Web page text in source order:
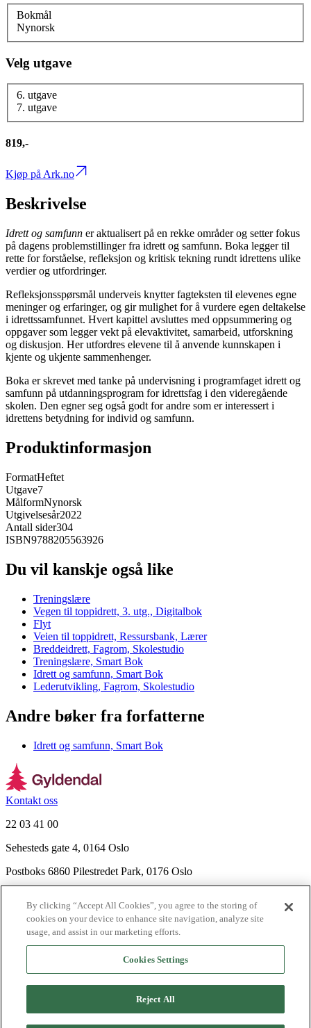
Bokmål
Nynorsk
Velg utgave
6. utgave
7. utgave
819,-
Kjøp på Ark.no
Beskrivelse
Idrett og samfunn er aktualisert på en rekke områder og setter fokus
på dagens problemstillinger fra idrett og samfunn. Boka legger til
rette for forståelse, refleksjon og kritisk tekning rundt idrettens ulike
verdier og utfordringer.
Refleksjonsspørsmål underveis knytter fagteksten til elevenes egne
meninger og erfaringer, og gir mulighet for å vurdere egen deltakelse
i idrettssamfunnet. Hvert kapittel avsluttes med oppsummering og
oppgaver som legger vekt på elevaktivitet, samarbeid, utforskning
og diskusjon. Her utfordres elevene til å anvende kunnskapen i
kjente og ukjente sammenhenger.
Boka er skrevet med tanke på undervisning i programfaget idrett og
samfunn på utdanningsprogram for idrettsfag i den videregående
skolen. Den egner seg også godt for andre som er interessert i
idrettens betydning for individ og samfunn.
Produktinformasjon
FormatHeftet
Utgave7
MålformNynorsk
Utgivelsesår2022
Antall sider304
ISBN9788205563926
Du vil kanskje også like
Treningslære
Vegen til toppidrett, 3. utg., Digitalbok
Flyt
Veien til toppidrett, Ressursbank, Lærer
Breddeidrett, Fagrom, Skolestudio
Treningslære, Smart Bok
Idrett og samfunn, Smart Bok
Lederutvikling, Fagrom, Skolestudio
Andre bøker fra forfatterne
Idrett og samfunn, Smart Bok
Kontakt oss
22 03 41 00
Sehesteds gate 4, 0164 Oslo
Postboks 6860 Pilestredet Park, 0176 Oslo
Nyhetsbrev
Ledige stillinger
Send inn manus
Agency
By clicking “Accept All Cookies”, you agree to the storing of
cookies on your device to enhance site navigation, analyze site
usage, and assist in our marketing efforts.
Cookies Settings
Reject All